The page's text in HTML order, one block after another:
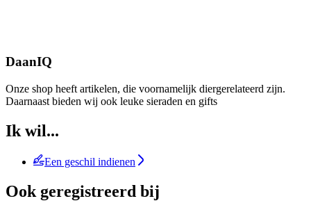
DaanIQ
Onze shop heeft artikelen, die voornamelijk diergerelateerd zijn.
Daarnaast bieden wij ook leuke sieraden en gifts
Ik wil...
Een geschil indienen
Ook geregistreerd bij